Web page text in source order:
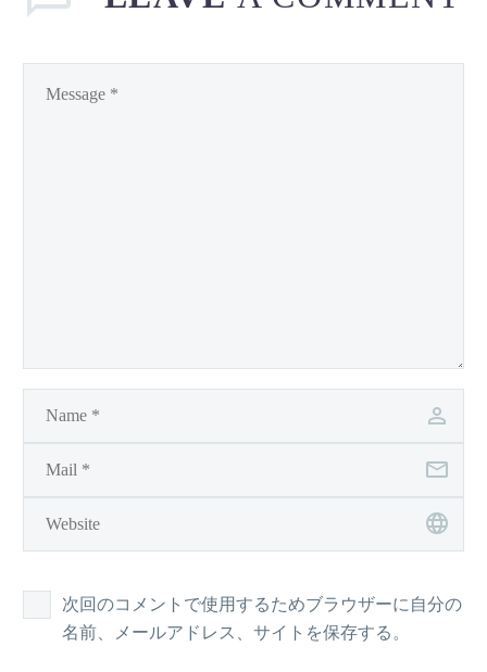
次回のコメントで使用するためブラウザーに自分の
名前、メールアドレス、サイトを保存する。